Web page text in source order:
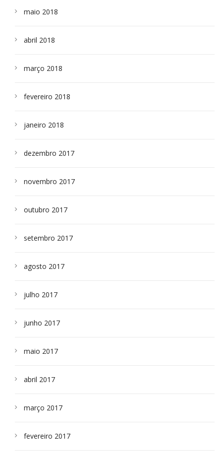
maio 2018
abril 2018
março 2018
fevereiro 2018
janeiro 2018
dezembro 2017
novembro 2017
outubro 2017
setembro 2017
agosto 2017
julho 2017
junho 2017
maio 2017
abril 2017
março 2017
fevereiro 2017